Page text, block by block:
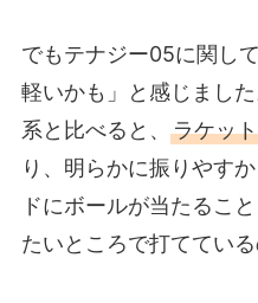
でもテナジー05に関し
軽いかも」と感じまし
系と比べると、 ラケッ
り、明らかに振りやす
ドにボールが当たるこ
たいところで打てている